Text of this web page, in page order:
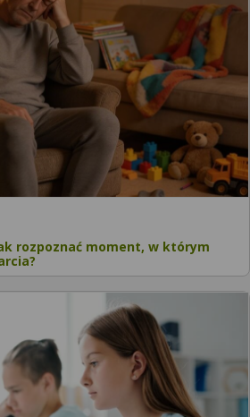
rozpoznać moment, w którym